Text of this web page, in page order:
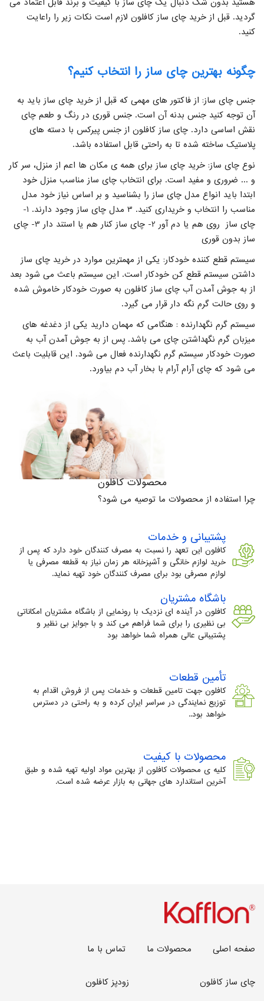
گردید. قبل از خرید چای ساز کافلون لازم است نکات زیر را راعایت
کنید.
چگونه بهترین چای ساز را انتخاب کنیم؟
جنس چای ساز: از فاکتور های مهمی که قبل از خرید چای ساز باید به
آن توجه کنید جنس بدنه آن است. جنس قوری در رنگ و طعم چای
نقش اساسی دارد. چای ساز کافلون از جنس پیرکس با دسته های
پلاستیک ساخته شده تا به راحتی قابل استفاده باشد.
نوع چای ساز: خرید چای ساز برای همه ی مکان ها اعم از منزل، سر کار
و ... ضروری و مفید است. برای انتخاب چای ساز مناسب منزل خود
ابتدا باید انواع مدل چای ساز را بشناسید و بر اساس نیاز خود مدل
مناسب را انتخاب و خریداری کنید. 3 مدل چای ساز وجود دارند. 1-
چای ساز روی هم یا دم آور 2- چای ساز کنار هم یا استند دار 3- چای
ساز بدون قوری
سیستم قطع کننده خودکار: یکی از مهمترین موارد در خرید چای ساز
داشتن سیستم قطع کن خودکار است. این سیستم باعث می شود بعد
از به جوش آمدن آب چای ساز کافلون به صورت خودکار خاموش شده
و روی حالت گرم نگه دار قرار می گیرد.
سیستم گرم نگهدارنده : هنگامی که مهمان دارید یکی از دغدغه های
میزبان گرم نگهداشتن چای می باشد. پس از به جوش آمدن آب به
صورت خودکار سیستم گرم نگهدارنده فعال می شود. این قابلیت باعث
می شود که چای آرام آرام با بخار آب دم بیاورد.
محصولات کافلون
چرا استفاده از محصولات ما توصیه می شود؟
پشتیبانی و خدمات
کافلون این تعهد را نسبت به مصرف کنندگان خود دارد که پس از
خرید لوازم خانگی و آشپزخانه هر زمان نیاز به قطعه مصرفی یا
لوازم مصرفی بود برای مصرف کنندگان خود تهیه نماید.
باشگاه مشتریان
کافلون در آینده ای نزدیک با رونمایی از باشگاه مشتریان امکاناتی
بی نظیری را برای شما فراهم می کند و با جوایز بی نظیر و
پشتیبانی عالی همراه شما خواهد بود
تأمین قطعات
کافلون جهت تامین قطعات و خدمات پس از فروش اقدام به
توزیع نمایندگی در سراسر ایران کرده و به راحتی در دسترس
خواهد بود..
محصولات با کیفیت
کلیه ی محصولات کافلون از بهترین مواد اولیه تهیه شده و طبق
آخرین استاندارد های جهانی به بازار عرضه شده است.
صفحه اصلی محصولات ما تماس با ما
چای ساز کافلون
زودپز کافلون